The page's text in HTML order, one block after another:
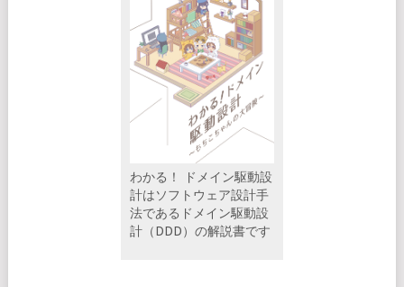
わかる！ ドメイン駆動設
計はソフトウェア設計手
法であるドメイン駆動設
計（DDD）の解説書です